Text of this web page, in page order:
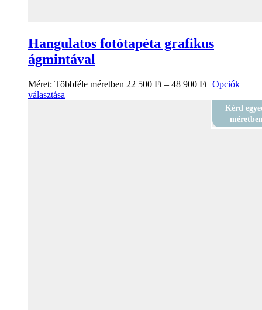
Hangulatos fotótapéta grafikus
ágmintával
Méret: Többféle méretben 22 500 Ft – 48 900 Ft Opciók
választása
Kérd